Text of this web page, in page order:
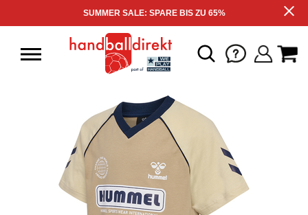
SUMMER SALE: SPARE BIS ZU 65%